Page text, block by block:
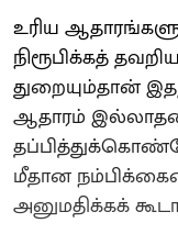
உரிய
நிரூபிக்கத்
துறையும்தான்
ஆதாரம்
மீதான
அனுமதிக்கக்